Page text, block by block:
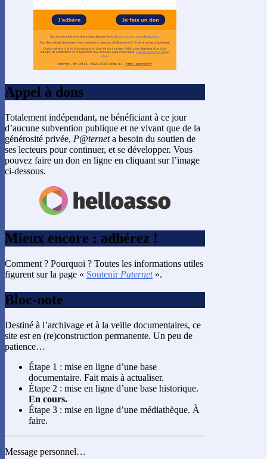
Appel à dons
Totalement indépendant, ne bénéficiant à ce jour
d’aucune subvention publique et ne vivant que de la
générosité privée, P@terneta besoin du soutien de
ses lecteurs pour continuer, et se développer. Vous
pouvez faire un don en ligne en cliquant sur l’image
ci-dessous.
Mieux encore : adhérez !
Comment ? Pourquoi ? Toutes les informations utiles
figurent sur la page « Soutenir Paternet».
Bloc-note
Destiné à l’archivage et à la veille documentaires, ce
site est en (re)construction permanente. Un peu de
patience…
Étape 1 : mise en ligne d’une base
documentaire. Fait mais à actualiser.
Étape 2 : mise en ligne d’une base historique.
En cours.
Étape 3 : mise en ligne d’une médiathèque. À
faire.
Message personnel…